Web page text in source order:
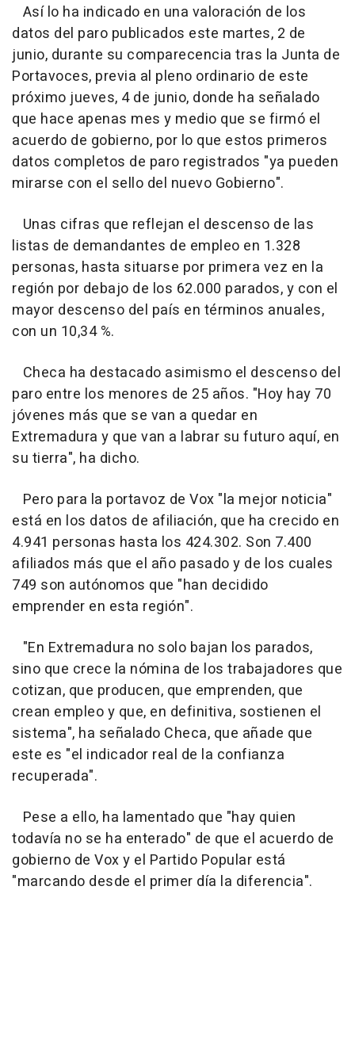
Así lo ha indicado en una valoración de los
datos del paro publicados este martes, 2 de
junio, durante su comparecencia tras la Junta de
Portavoces, previa al pleno ordinario de este
próximo jueves, 4 de junio, donde ha señalado
que hace apenas mes y medio que se firmó el
acuerdo de gobierno, por lo que estos primeros
datos completos de paro registrados "ya pueden
mirarse con el sello del nuevo Gobierno".
Unas cifras que reflejan el descenso de las
listas de demandantes de empleo en 1.328
personas, hasta situarse por primera vez en la
región por debajo de los 62.000 parados, y con el
mayor descenso del país en términos anuales,
con un 10,34 %.
Checa ha destacado asimismo el descenso del
paro entre los menores de 25 años. "Hoy hay 70
jóvenes más que se van a quedar en
Extremadura y que van a labrar su futuro aquí, en
su tierra", ha dicho.
Pero para la portavoz de Vox "la mejor noticia"
está en los datos de afiliación, que ha crecido en
4.941 personas hasta los 424.302. Son 7.400
afiliados más que el año pasado y de los cuales
749 son autónomos que "han decidido
emprender en esta región".
"En Extremadura no solo bajan los parados,
sino que crece la nómina de los trabajadores que
cotizan, que producen, que emprenden, que
crean empleo y que, en definitiva, sostienen el
sistema", ha señalado Checa, que añade que
este es "el indicador real de la confianza
recuperada".
Pese a ello, ha lamentado que "hay quien
todavía no se ha enterado" de que el acuerdo de
gobierno de Vox y el Partido Popular está
"marcando desde el primer día la diferencia".